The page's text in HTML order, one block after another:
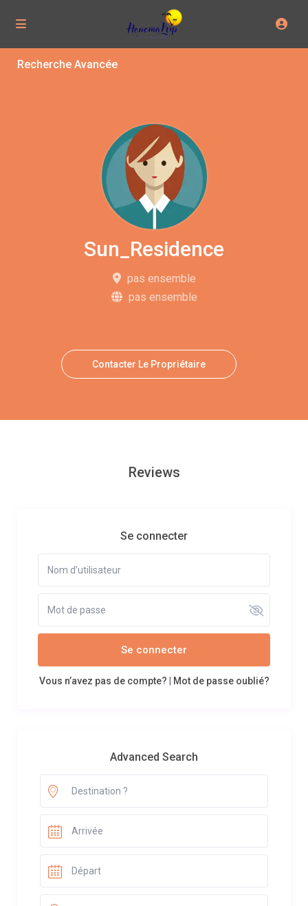
Recherche Avancée
Sun_Residence
pas ensemble
pas ensemble
Contacter Le Propriétaire
Reviews
Se connecter
Se connecter
Vous n’avez pas de compte? Mot de passe oublié?
Advanced Search